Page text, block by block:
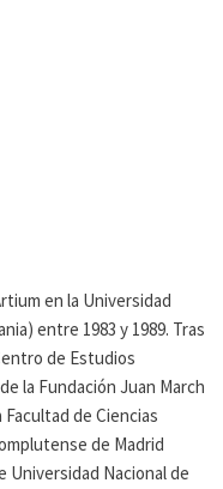
en la Universidad
entre 1983 y 1989. Tras
de Estudios
la Fundación Juan March
de Ciencias
de Madrid
Universidad Nacional de